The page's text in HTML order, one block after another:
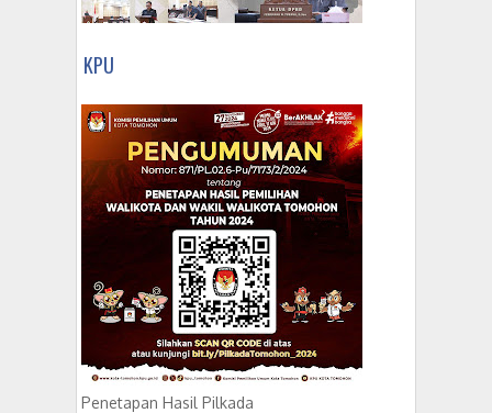
KPU
Penetapan Hasil Pilkada